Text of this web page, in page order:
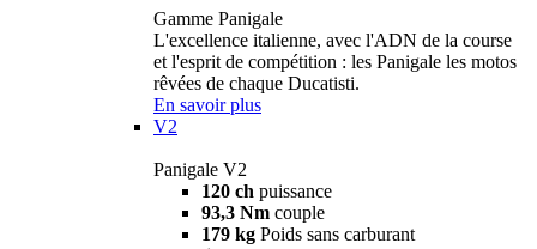
Gamme Panigale
L'excellence italienne, avec l'ADN de la course
et l'esprit de compétition : les Panigale les motos
rêvées de chaque Ducatisti.
En savoir plus
V2
Panigale V2
120 ch puissance
93,3 Nm couple
179 kg Poids sans carburant